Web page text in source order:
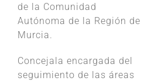
de la Comunidad
Autónoma de la Región de
Murcia.
Concejala encargada del
seguimiento de las áreas